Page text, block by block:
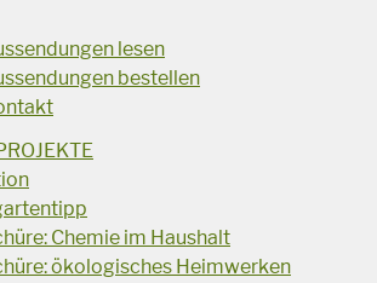
lesen
bestellen
Chemie im Haushalt
ökologisches Heimwerken